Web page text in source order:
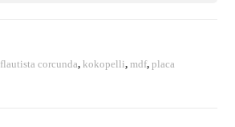
flautista corcunda,kokopelli,mdf,placa